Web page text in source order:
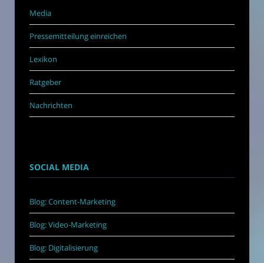
Media
Pressemitteilung einreichen
Lexikon
Ratgeber
Nachrichten
SOCIAL MEDIA
Blog: Content-Marketing
Blog: Video-Marketing
Blog: Digitalisierung